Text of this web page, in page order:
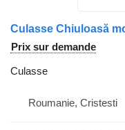
Prix sur demande
Culasse
Roumanie, Cristesti